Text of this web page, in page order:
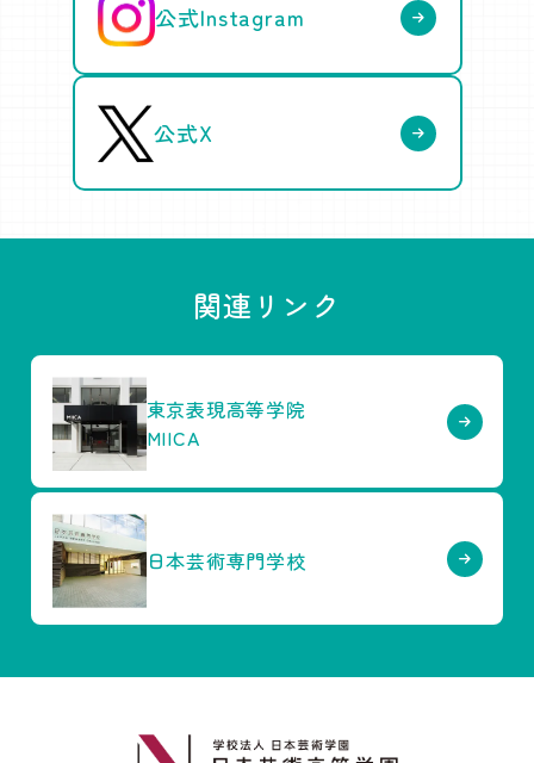
公式Instagram
公式X
関連リンク
東京表現高等学院
MIICA
日本芸術専門学校